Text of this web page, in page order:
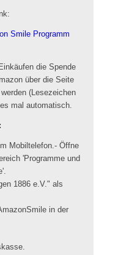
Smile Programm
die Spende
über die Seite
(Lesezeichen
mal automatisch.
Mobiltelefon.- Öffne
'Programme und
1886 e.V." als
in der